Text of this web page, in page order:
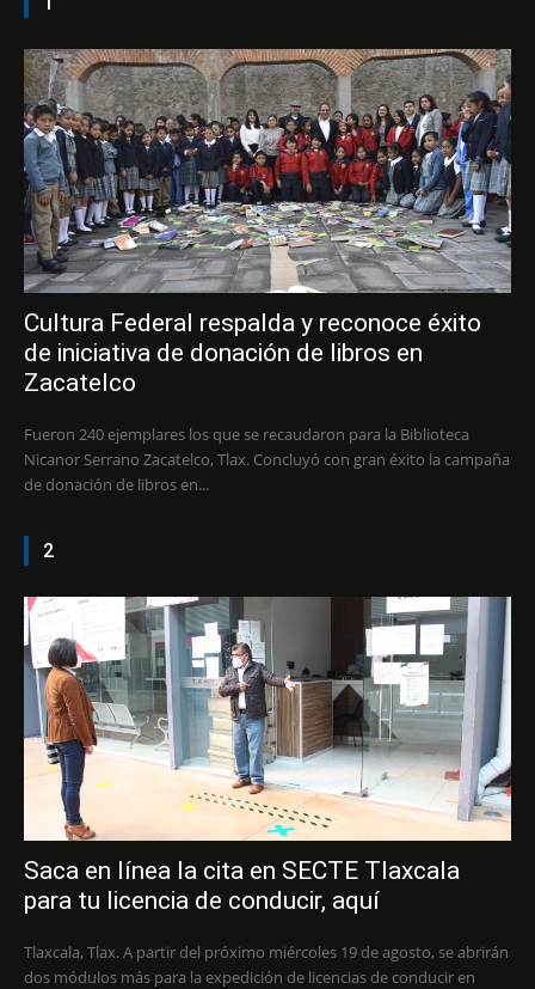
Cultura Federal respalda y reconoce éxito
de iniciativa de donación de libros en
Zacatelco
Fueron 240 ejemplares los que se recaudaron para la Biblioteca
Nicanor Serrano Zacatelco, Tlax. Concluyó con gran éxito la campaña
de donación de libros en...
2
Saca en línea la cita en SECTE Tlaxcala
para tu licencia de conducir, aquí
Tlaxcala, Tlax. A partir del próximo miércoles 19 de agosto, se abrirán
dos módulos más para la expedición de licencias de conducir en